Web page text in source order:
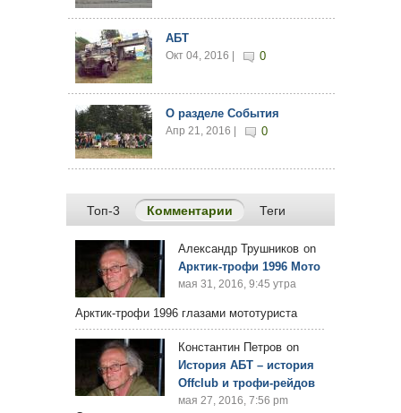
АБТ
Окт 04, 2016 | 0
О разделе События
Апр 21, 2016 | 0
Топ-3 Комментарии (активная вкладка)
Теги
Александр Трушников on
Арктик-трофи 1996 Мото
мая 31, 2016, 9:45 утра
Арктик-трофи 1996 глазами мототуриста
Константин Петров on
История АБТ – история
Offclub и трофи-рейдов
мая 27, 2016, 7:56 pm